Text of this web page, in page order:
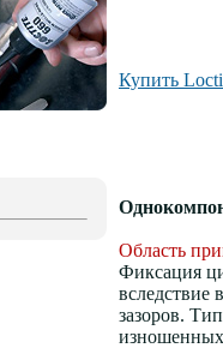
Купить
Область
Фиксация
вследствие
зазоров.